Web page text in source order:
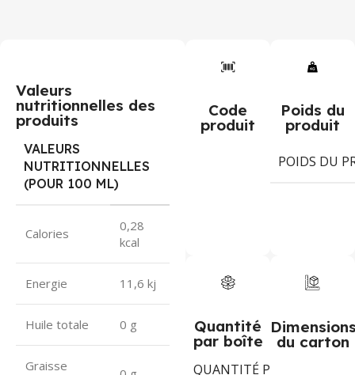
Valeurs
nutritionnelles des
produits
VALEURS
NUTRITIONNELLES
(POUR 100 ML)
Calories
0,28
kcal
Energie 11,6 kj
Huile totale 0 g
Graisse
Code
produit
Poids du
produit
POIDS DU
Quantité
par boîte
QUANTITÉ PAR BOÎTE
du carton